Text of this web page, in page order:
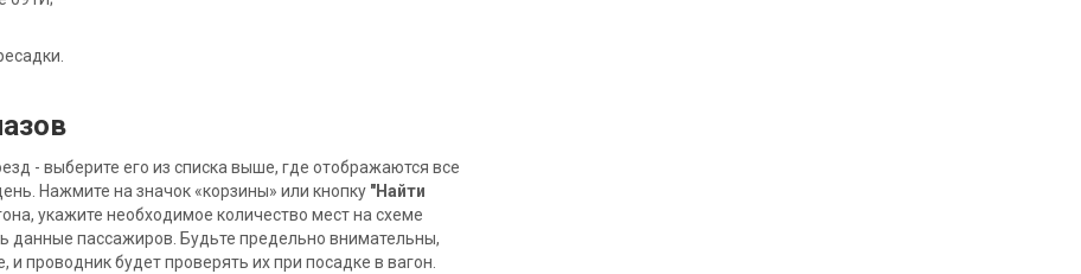
- выберите его из списка выше, где отображаются все
Нажмите на значок «корзины» или кнопку "Найти
укажите необходимое количество мест на схеме
данные пассажиров. Будьте предельно внимательны,
проводник будет проверять их при посадке в вагон.